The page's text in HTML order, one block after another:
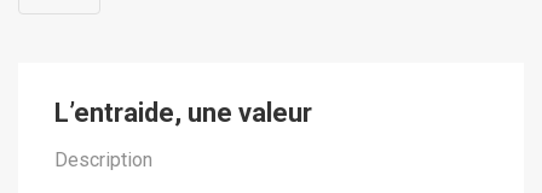
L’entraide, une valeur
Description